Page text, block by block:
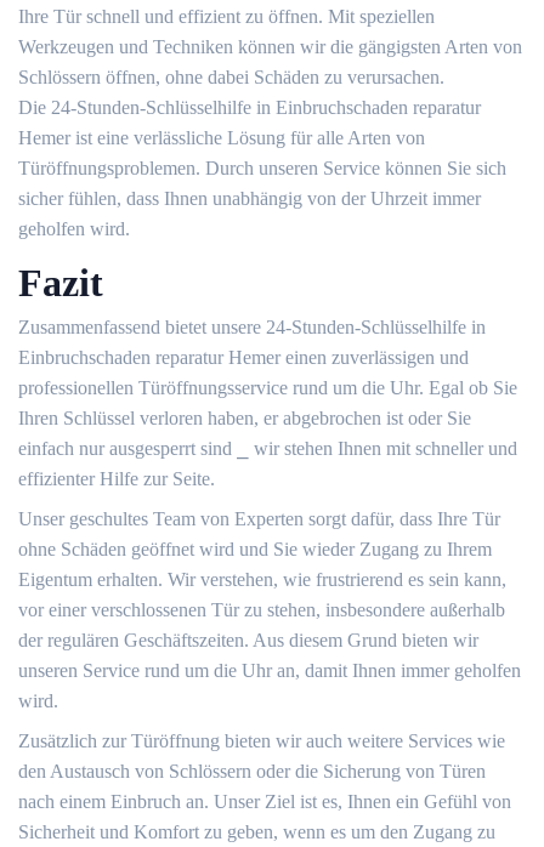
Ihre Tür schnell und effizient zu öffnen.​ Mit speziellen
Werkzeugen und Techniken können wir die gängigsten Arten von
Schlössern öffnen, ohne dabei Schäden zu verursachen.​
Die 24-Stunden-Schlüsselhilfe in Einbruchschaden reparatur
Hemer ist eine verlässliche Lösung für alle Arten von
Türöffnungsproblemen.​ Durch unseren Service können Sie sich
sicher fühlen, dass Ihnen unabhängig von der Uhrzeit immer
geholfen wird.​
Fazit
Zusammenfassend bietet unsere 24-Stunden-Schlüsselhilfe in
Einbruchschaden reparatur Hemer einen zuverlässigen und
professionellen Türöffnungsservice rund um die Uhr.​ Egal ob Sie
Ihren Schlüssel verloren haben, er abgebrochen ist oder Sie
einfach nur ausgesperrt sind ⎯ wir stehen Ihnen mit schneller und
effizienter Hilfe zur Seite.​
Unser geschultes Team von Experten sorgt dafür, dass Ihre Tür
ohne Schäden geöffnet wird und Sie wieder Zugang zu Ihrem
Eigentum erhalten. Wir verstehen, wie frustrierend es sein kann,
vor einer verschlossenen Tür zu stehen, insbesondere außerhalb
der regulären Geschäftszeiten. Aus diesem Grund bieten wir
unseren Service rund um die Uhr an, damit Ihnen immer geholfen
wird.​
Zusätzlich zur Türöffnung bieten wir auch weitere Services wie
den Austausch von Schlössern oder die Sicherung von Türen
nach einem Einbruch an.​ Unser Ziel ist es, Ihnen ein Gefühl von
Sicherheit und Komfort zu geben, wenn es um den Zugang zu